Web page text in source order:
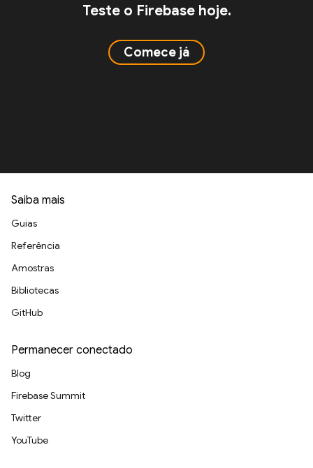
Teste o Firebase hoje.
Comece já
Saiba mais
Guias
Referência
Amostras
Bibliotecas
GitHub
Permanecer conectado
Blog
Firebase Summit
Twitter
YouTube